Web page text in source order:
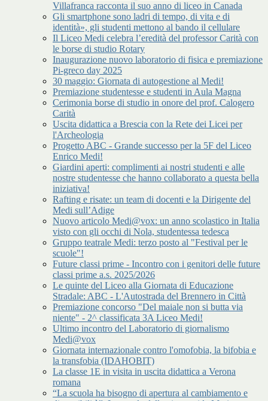
Villafranca racconta il suo anno di liceo in Canada
Gli smartphone sono ladri di tempo, di vita e di
identità», gli studenti mettono al bando il cellulare
Il Liceo Medi celebra l’eredità del professor Carità con
le borse di studio Rotary
Inaugurazione nuovo laboratorio di fisica e premiazione
Pi-greco day 2025
30 maggio: Giornata di autogestione al Medi!
Premiazione studentesse e studenti in Aula Magna
Cerimonia borse di studio in onore del prof. Calogero
Carità
Uscita didattica a Brescia con la Rete dei Licei per
l'Archeologia
Progetto ABC - Grande successo per la 5F del Liceo
Enrico Medi!
Giardini aperti: complimenti ai nostri studenti e alle
nostre studentesse che hanno collaborato a questa bella
iniziativa!
Rafting e risate: un team di docenti e la Dirigente del
Medi sull’Adige
Nuovo articolo Medi@vox: un anno scolastico in Italia
visto con gli occhi di Nola, studentessa tedesca
Gruppo teatrale Medi: terzo posto al "Festival per le
scuole"!
Future classi prime - Incontro con i genitori delle future
classi prime a.s. 2025/2026
Le quinte del Liceo alla Giornata di Educazione
Stradale: ABC - L'Autostrada del Brennero in Città
Premiazione concorso "Del maiale non si butta via
niente" - 2^ classificata 3A Liceo Medi!
Ultimo incontro del Laboratorio di giornalismo
Medi@vox
Giornata internazionale contro l'omofobia, la bifobia e
la transfobia (IDAHOBIT)
La classe 1E in visita in uscita didattica a Verona
romana
“La scuola ha bisogno di apertura al cambiamento e